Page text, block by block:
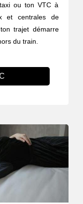
ou ton VTC à
et centrales de
trajet démarre
du train.